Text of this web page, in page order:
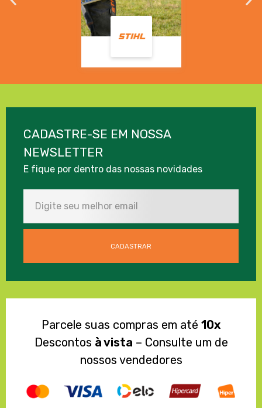
CADASTRE-SE EM NOSSA
NEWSLETTER
E fique por dentro das nossas novidades
Parcele suas compras em até 10x
Descontos à vista – Consulte um de
nossos vendedores